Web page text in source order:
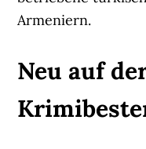
Armeniern.
Neu auf